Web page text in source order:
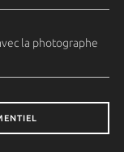
la photographe